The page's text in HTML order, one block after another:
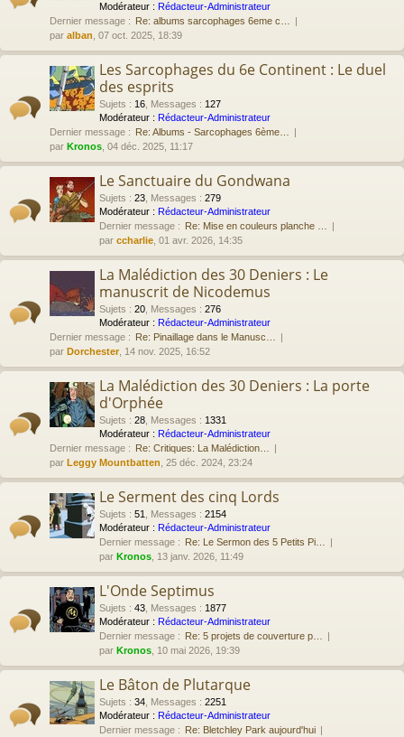
Modérateur : Rédacteur-Administrateur
Dernier message :
Re: albums sarcophages 6eme c…
par alban , 07 oct. 2025, 18:39
Les Sarcophages du 6e Continent : Le duel
des esprits
Sujets : 16 Messages : 127
Modérateur : Rédacteur-Administrateur
Dernier message :
Re: Albums - Sarcophages 6ème…
par Kronos , 04 déc. 2025, 11:17
Le Sanctuaire du Gondwana
Sujets : 23 Messages : 279
Modérateur : Rédacteur-Administrateur
Dernier message :
Re: Mise en couleurs planche …
par ccharlie , 01 avr. 2026, 14:35
La Malédiction des 30 Deniers : Le
manuscrit de Nicodemus
Sujets : 20 Messages : 276
Modérateur : Rédacteur-Administrateur
Dernier message :
Re: Pinaillage dans le Manusc…
par Dorchester , 14 nov. 2025, 16:52
La Malédiction des 30 Deniers : La porte
d'Orphée
Sujets : 28 Messages : 1331
Modérateur : Rédacteur-Administrateur
Dernier message :
Re: Critiques: La Malédiction…
par Leggy Mountbatten , 25 déc. 2024, 23:24
Le Serment des cinq Lords
Sujets : 51 Messages : 2154
Modérateur : Rédacteur-Administrateur
Dernier message :
Re: Le Sermon des 5 Petits Pi…
par Kronos , 13 janv. 2026, 11:49
L'Onde Septimus
Sujets : 43 Messages : 1877
Modérateur : Rédacteur-Administrateur
Dernier message :
Re: 5 projets de couverture p…
par Kronos , 10 mai 2026, 19:39
Le Bâton de Plutarque
Sujets : 34 Messages : 2251
Modérateur : Rédacteur-Administrateur
Dernier message :
Re: Bletchley Park aujourd'hui